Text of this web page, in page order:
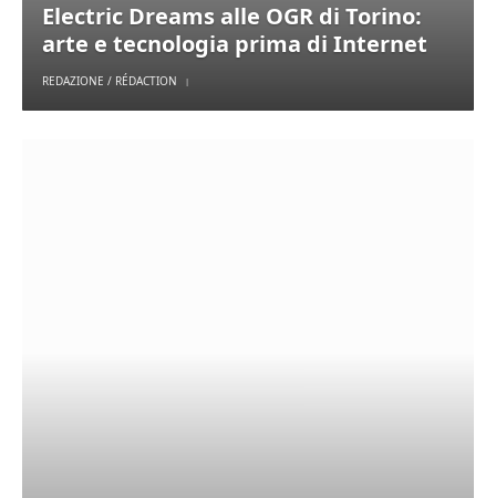
Electric Dreams alle OGR di Torino:
arte e tecnologia prima di Internet
REDAZIONE / RÉDACTION